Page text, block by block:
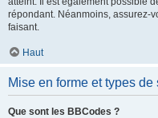
répondant. Néanmoins, assurez-
faisant.
Haut
Mise en forme et types de
Que sont les BBCodes ?